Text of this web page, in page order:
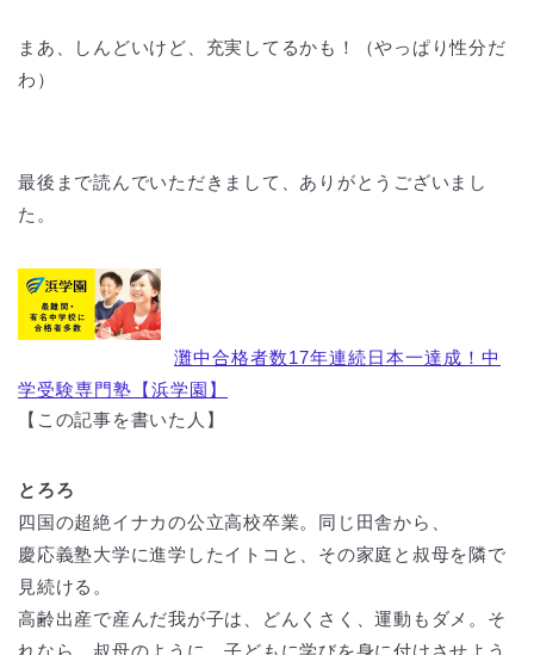
まあ、しんどいけど、充実してるかも！（やっぱり性分だ
わ）
最後まで読んでいただきまして、ありがとうございまし
た。
灘中合格者数17年連続日本一達成！中
学受験専門塾【浜学園】
【この記事を書いた人】
とろろ
四国の超絶イナカの公立高校卒業。同じ田舎から、
慶応義塾大学に進学したイトコと、その家庭と叔母を隣で
見続ける。
高齢出産で産んだ我が子は、どんくさく、運動もダメ。そ
れなら、叔母のように、子どもに学びを身に付けさせよう